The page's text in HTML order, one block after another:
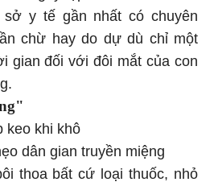
y tế gần nhất có chuyên
chừ hay do dự dù chỉ một
gian đối với đôi mắt của con
keo khi khô
dân gian truyền miệng
thoa bất cứ loại thuốc, nhỏ